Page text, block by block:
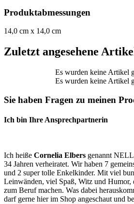
Produktabmessungen
14,0 cm x 14,0 cm
Zuletzt angesehene Artikel
Es wurden keine Artikel
Es wurden keine Artikel
Sie haben Fragen zu meinen
Ich bin Ihre Ansprechpartnerin
Ich heiße Cornelia Elbers genannt
34 Jahren verheiratet. Wir haben 7
und 2 super tolle Enkelkinder. Mit viel
Leinwänden, viel Spaß, Witz und
zum Beruf machen. Was dabei
darf gerne hier im Shop angeschaut und